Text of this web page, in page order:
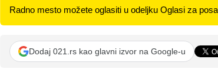
Radno mesto možete oglasiti u odeljku Oglasi za
Dodaj 021.rs kao glavni izvor na Google-u